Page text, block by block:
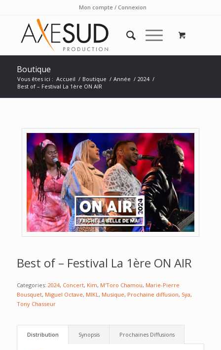
Mon compte / Connexion
Boutique
Vous êtes ici : Accueil / Boutique / Année / 2024 /
Best of – Festival La 1ère ON AIR
Best of – Festival La 1ère ON AIR
Categories: 2024, Concert, Kim, M'Toro Chamou, Marie-Pierre
Bousquet, Miguel Octave, MIKL , Musique, Prochaine diffusion, Sya,
Tony Chasseur
Distribution Synopsis Prochaines Diffusions